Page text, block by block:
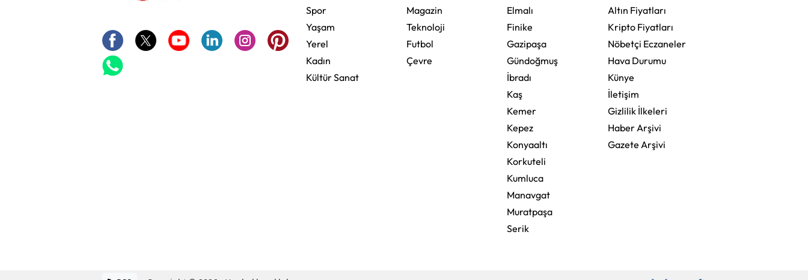
Spor
Yaşam
Yerel
Kadın
Kültür Sanat
Magazin
Teknoloji
Futbol
Çevre
Elmalı
Finike
Gazipaşa
Gündoğmuş
İbradı
Kaş
Kemer
Kepez
Konyaaltı
Korkuteli
Kumluca
Manavgat
Muratpaşa
Serik
Altın Fiyatları
Kripto Fiyatları
Nöbetçi Eczaneler
Hava Durumu
Künye
İletişim
Gizlilik İlkeleri
Haber Arşivi
Gazete Arşivi